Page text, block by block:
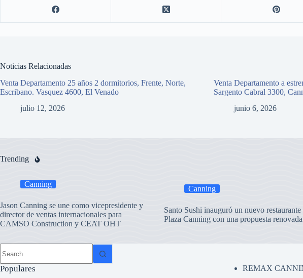
Noticias Relacionadas
Venta Departamento 25 años 2 dormitorios, Frente, Norte,
Escribano. Vasquez 4600, El Venado
julio 12, 2026
Venta Departamento a
Sargento Cabral 3300,
junio 6, 2026
Trending
Canning
Jason Canning se une como vicepresidente y
director de ventas internacionales para
CAMSO Construction y CEAT OHT
Canning
Santo Sushi inauguró un nuevo restaurante
Plaza Canning con una propuesta renovada
Populares REMAX